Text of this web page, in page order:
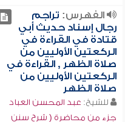
الفهرس: تراجم
رجال إسناد حديث أبي
قتادة في القراءة في
الركعتين الأوليين من
صلاة الظهر , القراءة في
الركعتين الأوليين من
صلاة الظهر
للشيخ: عبد المحسن العباد
جزء من محاضرة ( شرح سنن